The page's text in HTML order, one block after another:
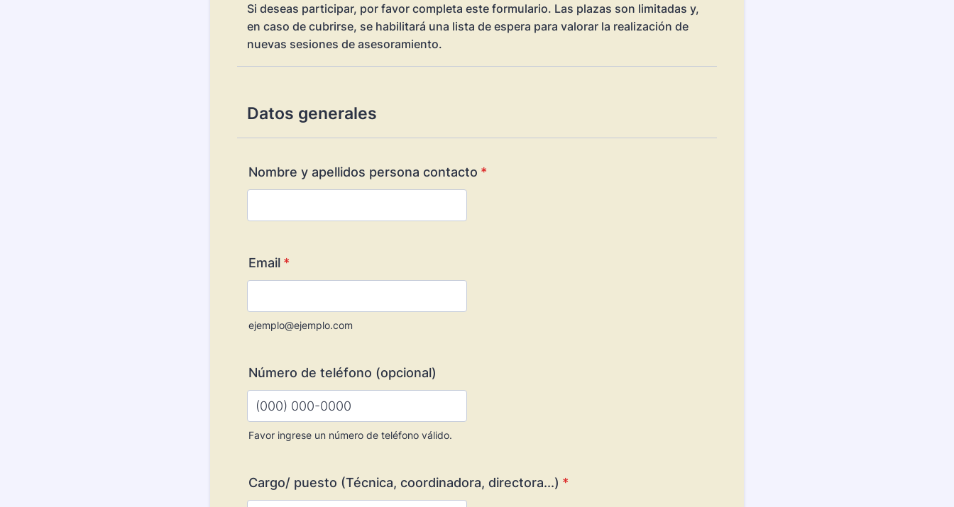
Si deseas participar, por favor completa este formulario. Las plazas son limitadas y,
en caso de cubrirse, se habilitará una lista de espera para valorar la realización de
nuevas sesiones de asesoramiento.
Datos generales
Nombre y apellidos persona contacto *
Email *
ejemplo@ejemplo.com
Número de teléfono (opcional)
Favor ingrese un número de teléfono válido.
Cargo/ puesto (Técnica, coordinadora, directora...) *